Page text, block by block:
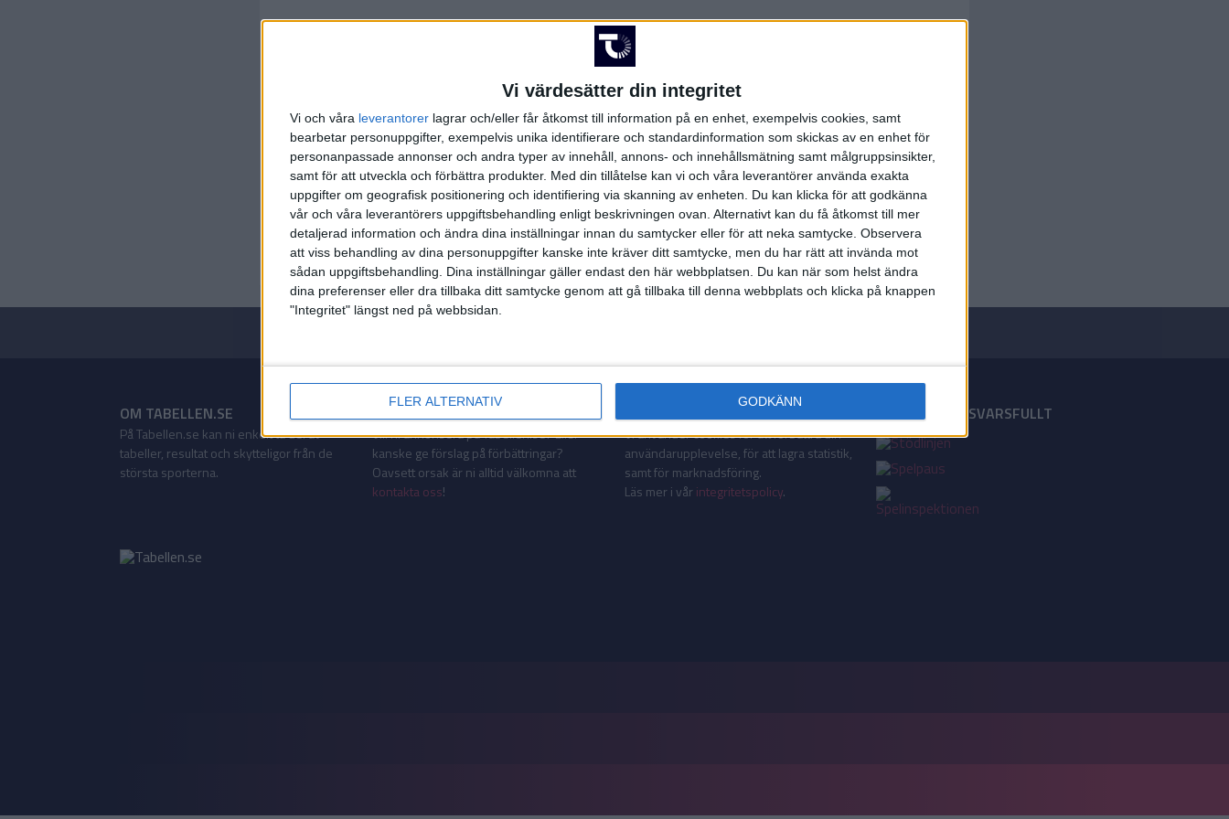
Vi värdesätter din integritet
Vi och våra leverantorer lagrar och/eller får åtkomst till information på en enhet, exempelvis cookies, samt
bearbetar personuppgifter, exempelvis unika identifierare och standardinformation som skickas av en enhet för
personanpassade annonser och andra typer av innehåll, annons- och innehållsmätning samt målgruppsinsikter,
samt för att utveckla och förbättra produkter. Med din tillåtelse kan vi och våra leverantörer använda exakta
uppgifter om geografisk positionering och identifiering via skanning av enheten. Du kan klicka för att godkänna
vår och våra leverantörers uppgiftsbehandling enligt beskrivningen ovan. Alternativt kan du få åtkomst till mer
detaljerad information och ändra dina inställningar innan du samtycker eller för att neka samtycke. Observera
att viss behandling av dina personuppgifter kanske inte kräver ditt samtycke, men du har rätt att invända mot
sådan uppgiftsbehandling. Dina inställningar gäller endast den här webbplatsen. Du kan när som helst ändra
dina preferenser eller dra tillbaka ditt samtycke genom att gå tillbaka till denna webbplats och klicka på knappen
"Integritet" längst ned på webbsidan.
FLER ALTERNATIV GODKÄNN
FAKTA
VM Damer
Omgång 49
Mån 1/12, kl 20:30
Matchstart
OM TABELLEN.SE
På Tabellen.se kan ni enkelt ta del av
tabeller, resultat och skytteligor från de
största sporterna.
KONTAKT
Vill ni annonsera på Tabellen.se? Eller
kanske ge förslag på förbättringar?
Oavsett orsak är ni alltid välkomna att
kontakta oss!
INTEGRITETSPOLICY
Vi använder cookies för att förbättra din
användarupplevelse, för att lagra statistik,
samt för marknadsföring.
Läs mer i vår integritetspolicy.
18+ SPELA ANSVARSFULLT